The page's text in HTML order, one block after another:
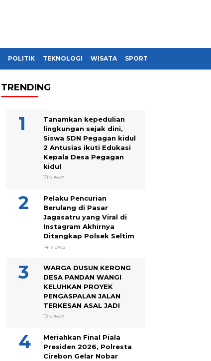
POLITIK TEKNOLOGI WISATA SPORT
TRENDING
Tanamkan kepedulian
lingkungan sejak dini,
Siswa SDN Pegagan kidul
2 Antusias ikuti Edukasi
Kepala Desa Pegagan
kidul
18 views
Pelaku Pencurian
Berulang di Pasar
Jagasatru yang Viral di
Instagram Akhirnya
Ditangkap Polsek Seltim
14 views
WARGA DUSUN KERONG
DESA PANDAN WANGI
KELUHKAN PROYEK
PENGASPALAN JALAN
TERKESAN ASAL JADI
10 views
Meriahkan Final Piala
Presiden 2026, Polresta
Cirebon Gelar Nobar